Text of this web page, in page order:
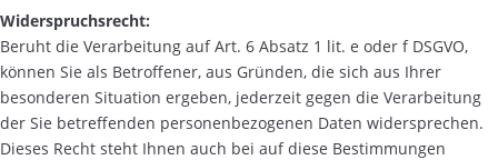
Widerspruchsrecht:
Beruht die Verarbeitung auf Art. 6 Absatz 1 lit. e oder f DSGVO,
können Sie als Betroffener, aus Gründen, die sich aus Ihrer
besonderen Situation ergeben, jederzeit gegen die Verarbeitung
der Sie betreffenden personenbezogenen Daten widersprechen.
Dieses Recht steht Ihnen auch bei auf diese Bestimmungen